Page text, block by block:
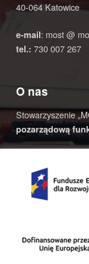
40-064 Katowice
e-mail: most @
tel.: 730 007 267
O nas
Stowarzyszenie
pozarządową
© 2020 Most
YouTube Back